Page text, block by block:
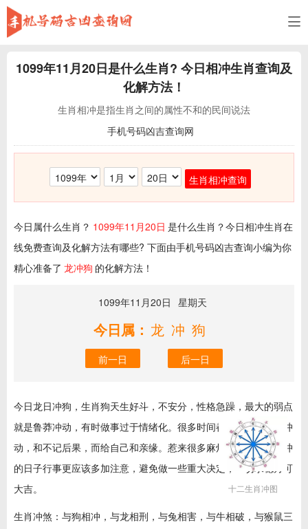
1099年11月20日是什么生肖? 今日相冲生肖查询及
化解方法！
生肖相冲是指生肖之间的属性不和的民间说法
手机号码凶吉查询网
生肖相冲查询
今日属什么生肖？ 1099年11月20日 是什么生肖？今日相冲生肖在
线免费查询及化解方法有哪些? 下面由手机号码凶吉查询小编为你
精心准备了 龙冲狗 的化解方法！
1099年11月20日 星期天
今日属： 龙冲狗
前一日 后一日
十二生肖冲图
今日龙日冲狗，生肖狗天生好斗，不安分，性格急躁，最大的弱点
就是鲁莽冲动，有时做事过于情绪化。很多时间都是因为自己的冲
动，和不记后果，而给自己和亲缘。惹来很多麻烦。那么今日相冲
的日子行事更应该多加注意，避免做一些重大决定，一切求稳方可
大吉。
生肖冲煞：与狗相冲，与龙相刑，与兔相害，与牛相破，与猴鼠三